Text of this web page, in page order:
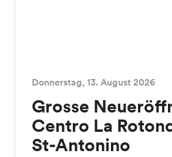
Donnerstag, 13. August 2026
Grosse
Centro La
St-Antonino